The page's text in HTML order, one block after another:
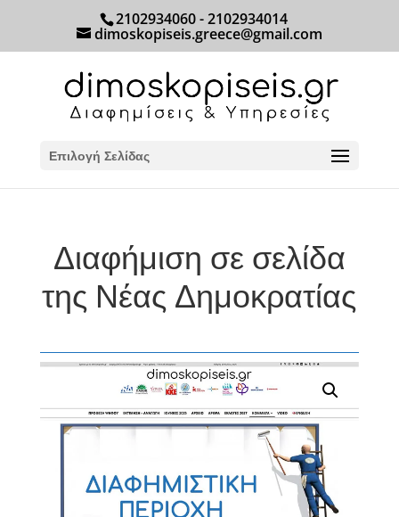
2102934060 - 2102934014
dimoskopiseis.greece@gmail.com
Επιλογή Σελίδας
Διαφήμιση σε σελίδα
της Νέας Δημοκρατίας